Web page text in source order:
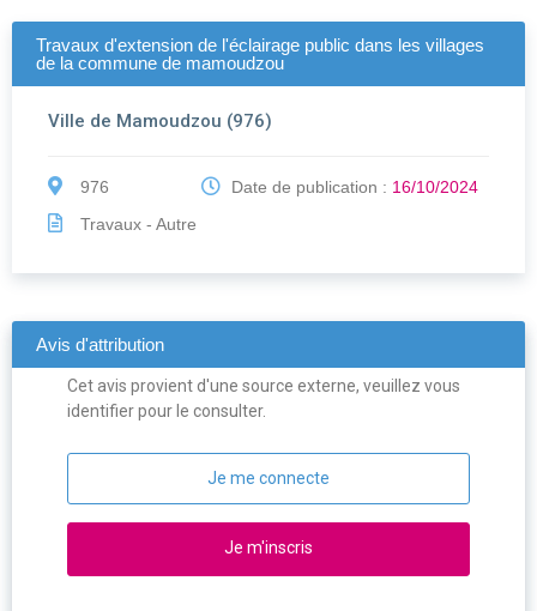
Travaux d'extension de l'éclairage public dans les villages
de la commune de mamoudzou
Ville de Mamoudzou (976)
976
Travaux - Autre
Date de publication : 16/10/2024
Avis d'attribution
Cet avis provient d'une source externe, veuillez vous
identifier pour le consulter.
Je me connecte
Je m'inscris